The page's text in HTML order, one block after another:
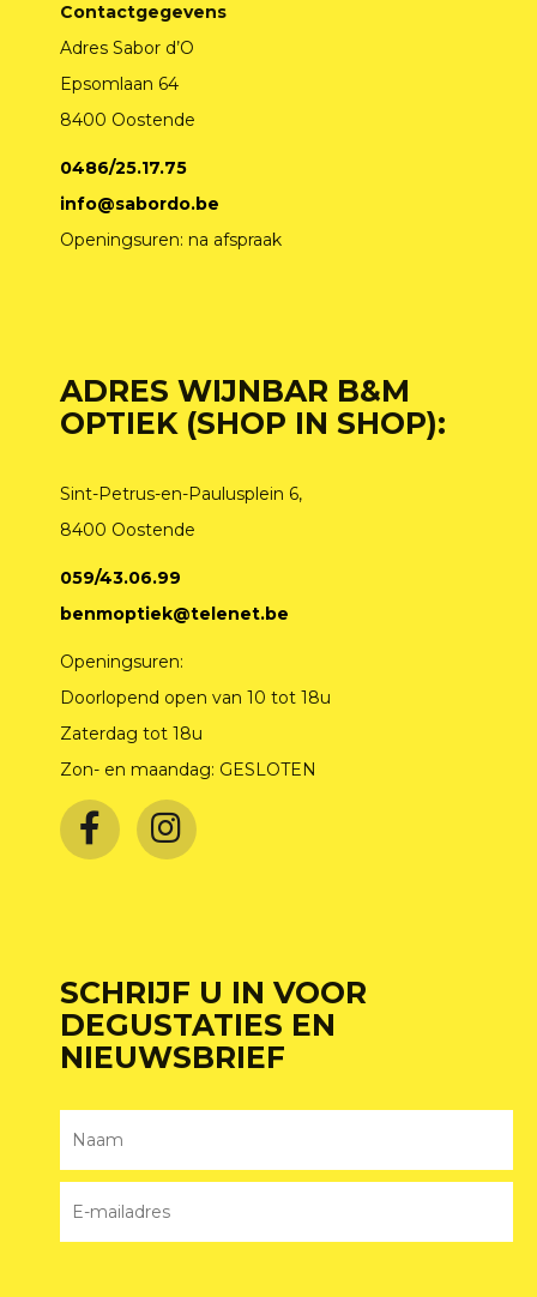
Contactgegevens
Adres Sabor d’O
Epsomlaan 64
8400 Oostende
0486/25.17.75
info@sabordo.be
Openingsuren: na afspraak
ADRES WIJNBAR B&M
OPTIEK (SHOP IN SHOP):
Sint-Petrus-en-Paulusplein 6,
8400 Oostende
059/43.06.99
benmoptiek@telenet.be
Openingsuren:
Doorlopend open van 10 tot 18u
Zaterdag tot 18u
Zon- en maandag: GESLOTEN
SCHRIJF U IN VOOR
DEGUSTATIES EN
NIEUWSBRIEF